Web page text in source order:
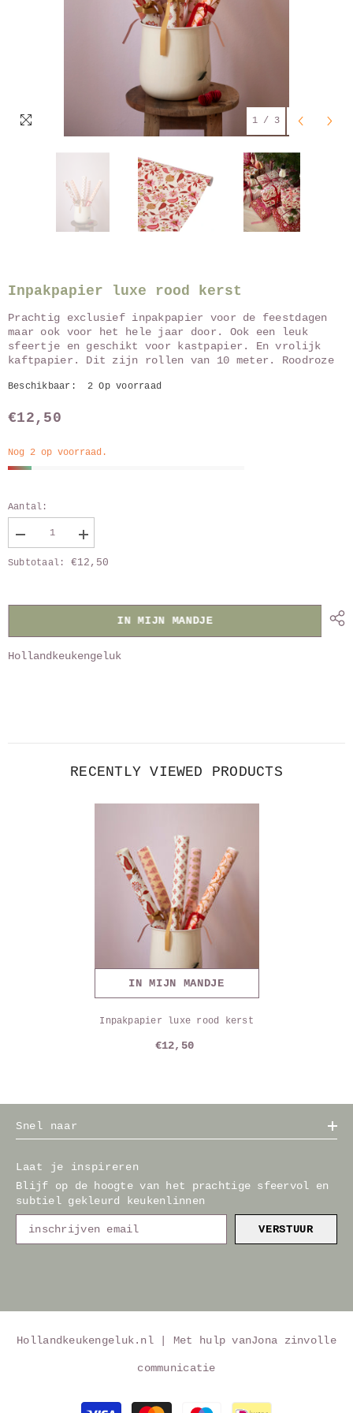
1 / 3
Inpakpapier luxe rood kerst
Prachtig exclusief inpakpapier voor de feestdagen
maar ook voor het hele jaar door. Ook een leuk
sfeertje en geschikt voor kastpapier. En vrolijk
kaftpapier. Dit zijn rollen van 10 meter. Roodroze
Beschikbaar: 2 Op voorraad
€12,50
Nog 2 op voorraad.
Aantal:
aantal
van
Vergroot
aantal
van
Subtotaal: €12,50
IN MIJN MANDJE
Hollandkeukengeluk
RECENTLY VIEWED PRODUCTS
IN MIJN MANDJE
Inpakpapier luxe rood kerst
€12,50
Snel naar
Laat je inspireren
Blijf op de hoogte van het prachtige sfeervol en
subtiel gekleurd keukenlinnen
VERSTUUR
Hollandkeukengeluk.nl | Met hulp vanJona zinvolle
communicatie
Betaalmethoden